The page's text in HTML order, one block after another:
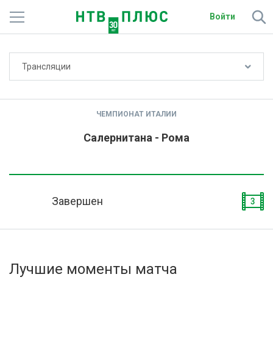
Войти
Активировать промокод
Трансляции
ЧЕМПИОНАТ ИТАЛИИ
Салернитана - Рома
Завершен 3
Лучшие моменты матча